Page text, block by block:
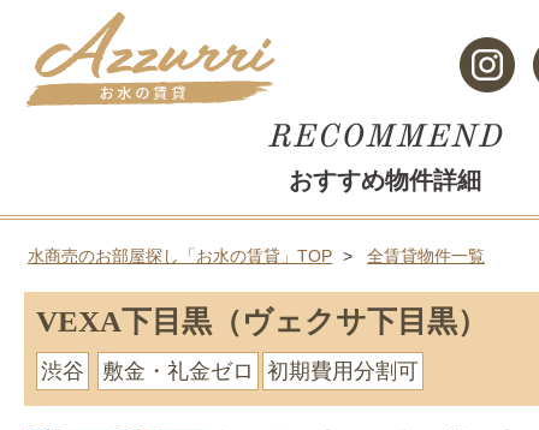
おすすめ物件詳細
水商売のお部屋探し「お水の賃貸」TOP 全賃貸物件一覧
VEXA下目黒（ヴェクサ下目黒）
渋谷 敷金・礼金ゼロ 初期費用分割可